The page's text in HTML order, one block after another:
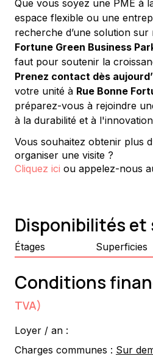
Que vous soyez une PME à
espace flexible ou une
recherche d’une solution sur
Fortune Green Business
faut pour soutenir la
Prenez contact dès
votre unité à Rue Bonne
préparez-vous à rejoindre
à la durabilité et à
Vous souhaitez obtenir plus
organiser une visite ?
Cliquez ici ou appelez-nous
Disponibilités et
Étages Superficies
Conditions
TVA)
Loyer / an :
Charges communes : Sur